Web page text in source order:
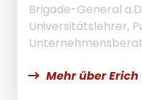
Brigade-General
Universitätslehrer,
Mehr über Erich